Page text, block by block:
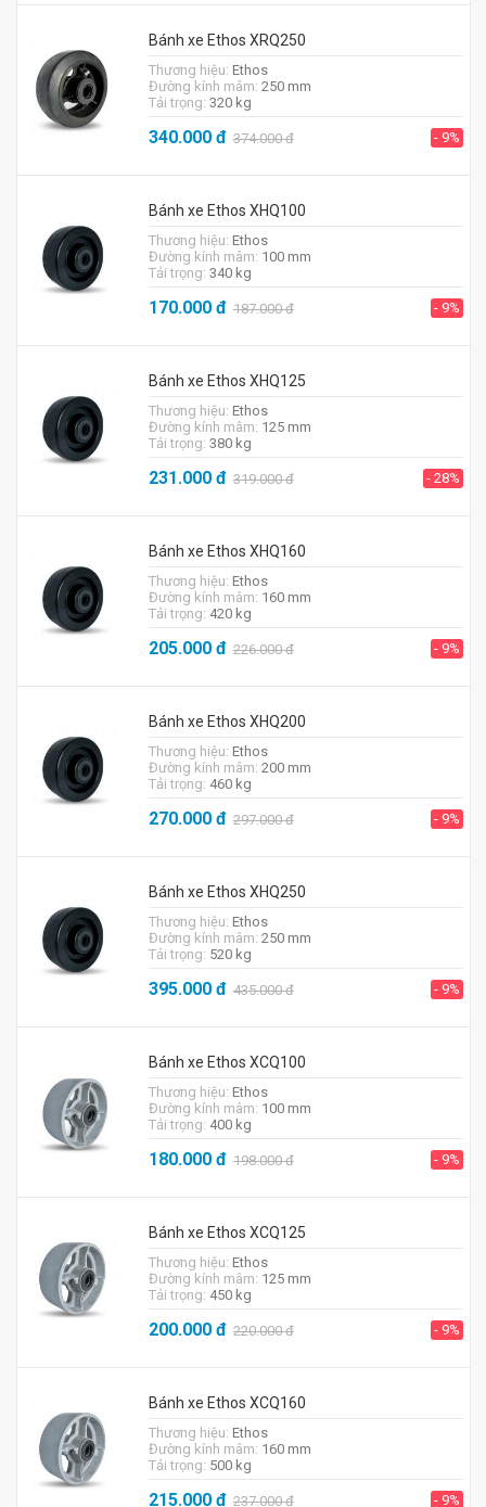
Bánh xe Ethos XRQ250
Thương hiệu: Ethos
Đường kính mâm: 250 mm
Tải trọng: 320 kg
340.000đ 374.000đ - 9%
Bánh xe Ethos XHQ100
Thương hiệu: Ethos
Đường kính mâm: 100 mm
Tải trọng: 340 kg
170.000đ 187.000đ - 9%
Bánh xe Ethos XHQ125
Thương hiệu: Ethos
Đường kính mâm: 125 mm
Tải trọng: 380 kg
231.000đ 319.000đ - 28%
Bánh xe Ethos XHQ160
Thương hiệu: Ethos
Đường kính mâm: 160 mm
Tải trọng: 420 kg
205.000đ 226.000đ - 9%
Bánh xe Ethos XHQ200
Thương hiệu: Ethos
Đường kính mâm: 200 mm
Tải trọng: 460 kg
270.000đ 297.000đ - 9%
Bánh xe Ethos XHQ250
Thương hiệu: Ethos
Đường kính mâm: 250 mm
Tải trọng: 520 kg
395.000đ 435.000đ - 9%
Bánh xe Ethos XCQ100
Thương hiệu: Ethos
Đường kính mâm: 100 mm
Tải trọng: 400 kg
180.000đ 198.000đ - 9%
Bánh xe Ethos XCQ125
Thương hiệu: Ethos
Đường kính mâm: 125 mm
Tải trọng: 450 kg
200.000đ 220.000đ - 9%
Bánh xe Ethos XCQ160
Thương hiệu: Ethos
Đường kính mâm: 160 mm
Tải trọng: 500 kg
215.000đ 237.000đ - 9%